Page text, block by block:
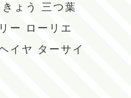
ょう
三つ葉
ー
ローリエ
イヤ ターサイ